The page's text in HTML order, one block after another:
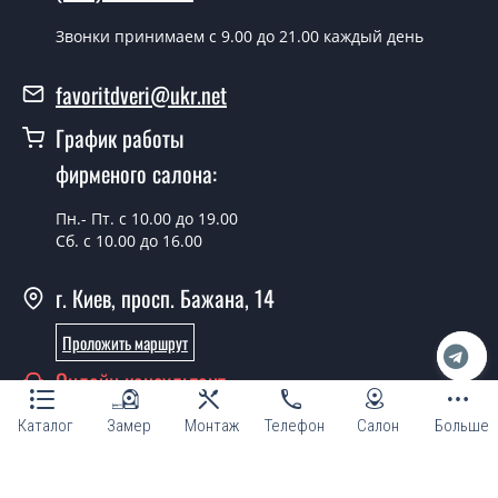
Каталог Замер Монтаж Телефон Салон Больше
кроме воскресенья.
Modern-63-roto?
Стоимость установки дверей Modern-63-roto - от 1800
Можно на сегодня вызвать
замерщика?
У вас есть в наличии готовые
межкомнатные заказные двери?
Да, мы имеем большой ассортимент готовых
межкомнатных дверей под заказ.
Звонки принимаем c 9.00 до 21.00 каждый день
favoritdveri@ukr.net
График работы
фирменого салона:
Пн.- Пт. с 10.00 до 19.00
Сб. с 10.00 до 16.00
г. Киев, просп. Бажана, 14
Проложить маршрут
Онлайн консультант